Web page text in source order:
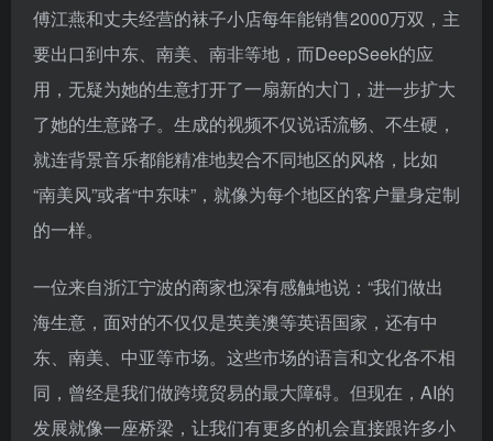
了她的生意路子。生成的视频不仅说话流畅、不生硬，
就连背景音乐都能精准地契合不同地区的风格，比如
“南美风”或者“中东味”，就像为每个地区的客户量身定制
的一样。
同，曾经是我们做跨境贸易的最大障碍。但现在，AI的
发展就像一座桥梁，让我们有更多的机会直接跟许多小
语种市场的采购商乃至终端消费者做生意了。”